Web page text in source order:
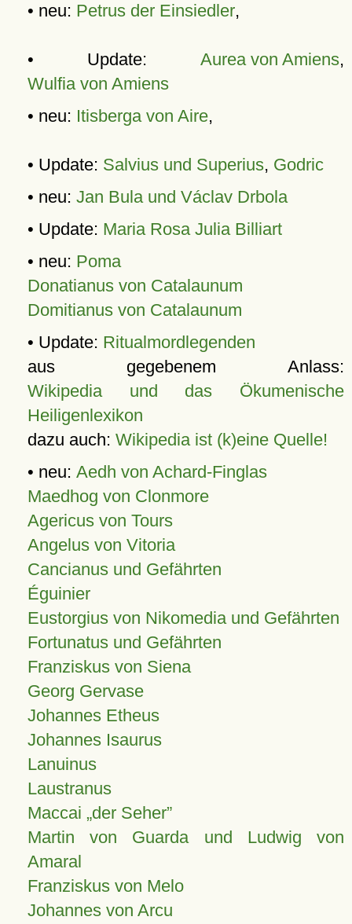
• neu: Petrus der Einsiedler,
• Update: Aurea von Amiens,
Wulfia von Amiens
• neu: Itisberga von Aire,
• Update: Salvius und Superius, Godric
• neu: Jan Bula und Václav Drbola
• Update: Maria Rosa Julia Billiart
• neu: Poma
Donatianus von Catalaunum
Domitianus von Catalaunum
• Update: Ritualmordlegenden
aus gegebenem Anlass:
Wikipedia und das Ökumenische
Heiligenlexikon
dazu auch: Wikipedia ist (k)eine Quelle!
• neu: Aedh von Achard-Finglas
Maedhog von Clonmore
Agericus von Tours
Angelus von Vitoria
Cancianus und Gefährten
Éguinier
Eustorgius von Nikomedia und Gefährten
Fortunatus und Gefährten
Franziskus von Siena
Georg Gervase
Johannes Etheus
Johannes Isaurus
Lanuinus
Laustranus
Maccai „der Seher”
Martin von Guarda und Ludwig von
Amaral
Franziskus von Melo
Johannes von Arcu